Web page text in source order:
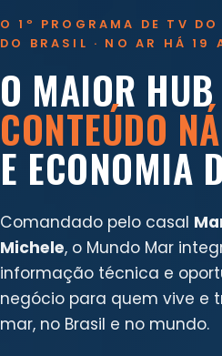
O 1º PROGRAMA DE TV
DO BRASIL · NO AR HÁ 19
O MAIOR HUB
CONTEÚDO
E ECONOMIA
Comandado pelo casal
Michele, o Mundo Mar
informação técnica e
negócio para quem vive e
mar, no Brasil e no mundo.